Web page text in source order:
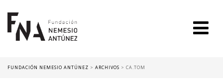
FUNDACIÓN NEMESIO ANTÚNEZ > ARCHIVOS > CA.TOM